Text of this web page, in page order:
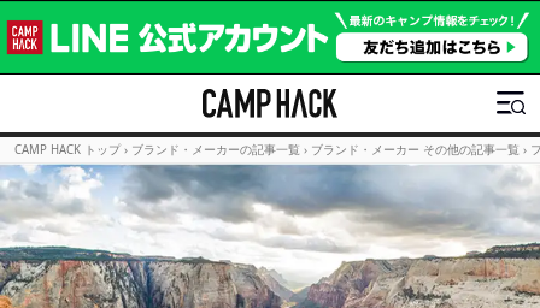
CAMP HACK トップ › ブランド・メーカーの記事一覧 › ブランド・メーカー その他の記事一覧 ›